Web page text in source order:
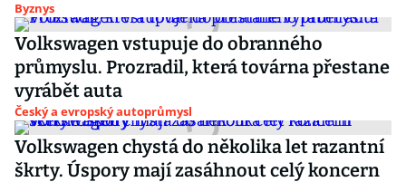
Byznys
Volkswagen vstupuje do obranného
průmyslu. Prozradil, která továrna přestane
vyrábět auta
Český a evropský autoprůmysl
Volkswagen chystá do několika let razantní
škrty. Úspory mají zasáhnout celý koncern